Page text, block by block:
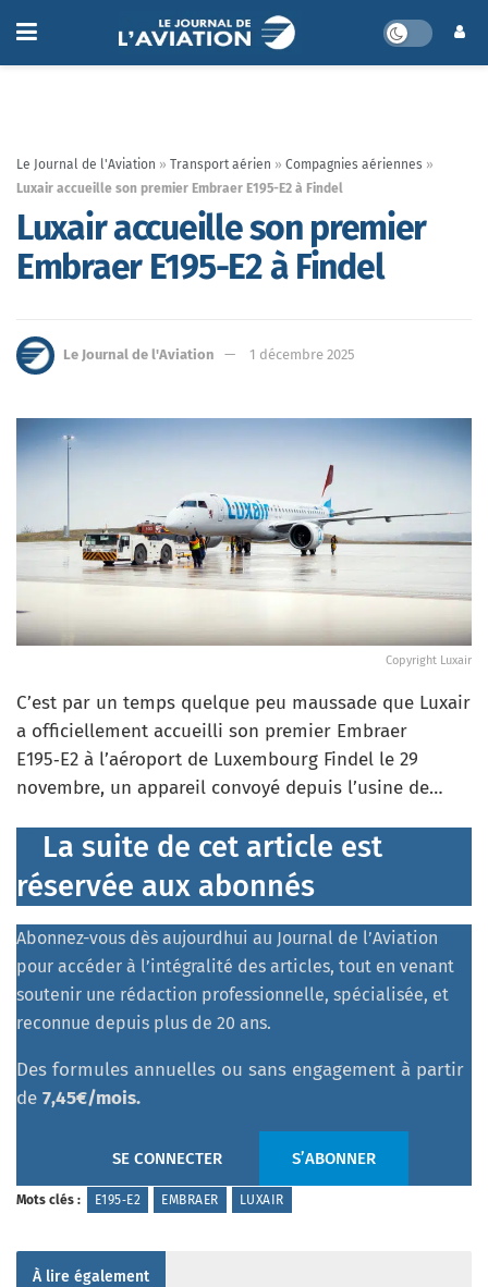
Le Journal de l'Aviation » Transport aérien » Compagnies aériennes »
Luxair accueille son premier Embraer E195-E2 à Findel
Luxair accueille son premier
Embraer E195-E2 à Findel
Le Journal de l'Aviation 1 décembre 2025
Copyright Luxair
C’est par un temps quelque peu maussade que Luxair
a officiellement accueilli son premier Embraer
E195‑E2 à l’aéroport de Luxembourg Findel le 29
novembre, un appareil convoyé depuis l’usine de…
La suite de cet article est
réservée aux abonnés
Abonnez-vous dès aujourdhui au Journal de l’Aviation
pour accéder à l’intégralité des articles, tout en venant
soutenir une rédaction professionnelle, spécialisée, et
reconnue depuis plus de 20 ans.
Des formules annuelles ou sans engagement à partir
de 7,45€/mois.
SE CONNECTER S’ABONNER
Mots clés : E195‑E2 EMBRAER LUXAIR
À lire également